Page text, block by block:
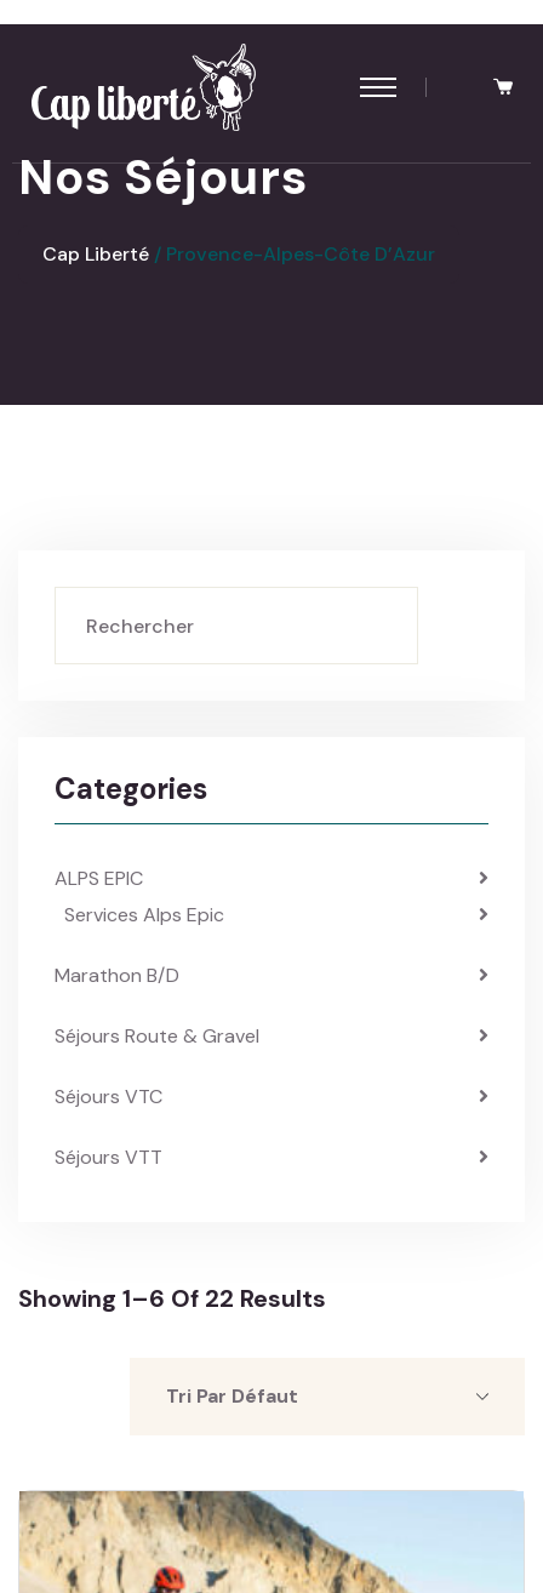
Nos Séjours
Cap Liberté Provence-Alpes-Côte D’Azur
Categories
ALPS EPIC
Services Alps Epic
Marathon B/D
Séjours Route & Gravel
Séjours VTC
Séjours VTT
Showing 1–6 Of 22 Results